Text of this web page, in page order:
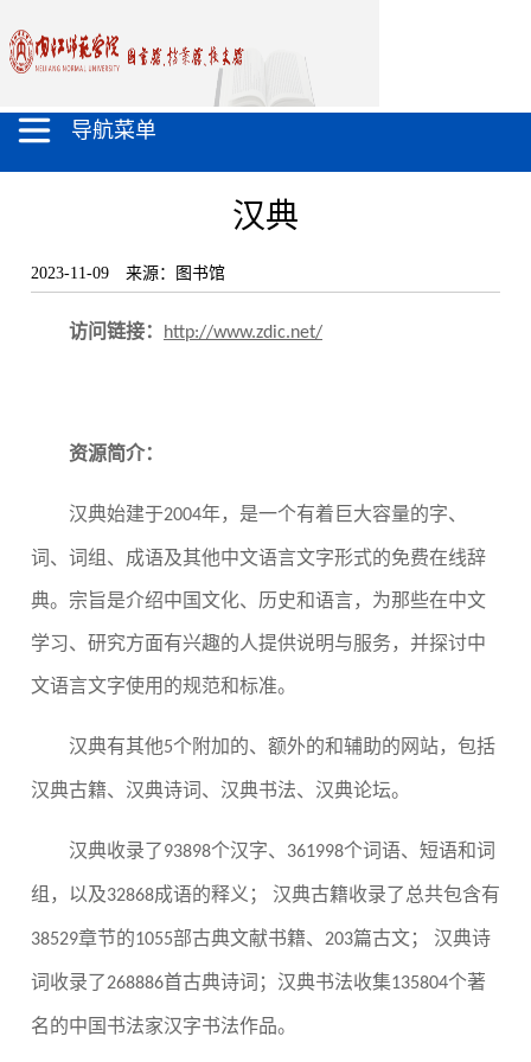
导航菜单
汉典
2023-11-09 来源：图书馆
访问链接： http://www.zdic.net/
资源简介：
汉典始建于2004年，是一个有着巨大容量的字、
词、词组、成语及其他中文语言文字形式的免费在线辞
典。宗旨是介绍中国文化、历史和语言，为那些在中文
学习、研究方面有兴趣的人提供说明与服务，并探讨中
文语言文字使用的规范和标准。
汉典有其他5个附加的、额外的和辅助的网站，包括
汉典古籍、汉典诗词、汉典书法、汉典论坛。
汉典收录了93898个汉字、 361998个词语、短语和词
组，以及32868成语的释义； 汉典古籍收录了总共包含有
38529章节的1055部古典文献书籍、 203篇古文； 汉典诗
词收录了268886首古典诗词；汉典书法收集135804个著
名的中国书法家汉字书法作品。